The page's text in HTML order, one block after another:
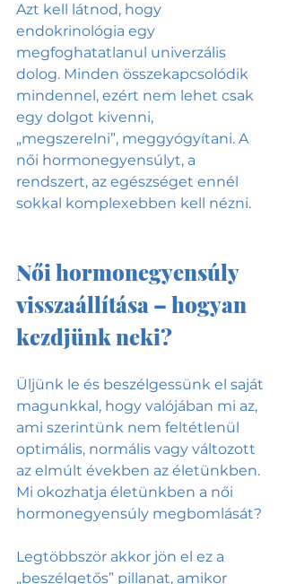
Azt kell látnod, hogy
endokrinológia egy
megfoghatatlanul univerzális
dolog. Minden összekapcsolódik
mindennel, ezért nem lehet csak
egy dolgot kivenni,
„megszerelni”, meggyógyítani. A
női hormonegyensúlyt, a
rendszert, az egészséget ennél
sokkal komplexebben kell nézni.
Női hormonegyensúly
visszaállítása – hogyan
kezdjünk neki?
Üljünk le és beszélgessünk el saját
magunkkal, hogy valójában mi az,
ami szerintünk nem feltétlenül
optimális, normális vagy változott
az elmúlt években az életünkben.
Mi okozhatja életünkben a női
hormonegyensúly megbomlását?
Legtöbbször akkor jön el ez a
„beszélgetős” pillanat, amikor